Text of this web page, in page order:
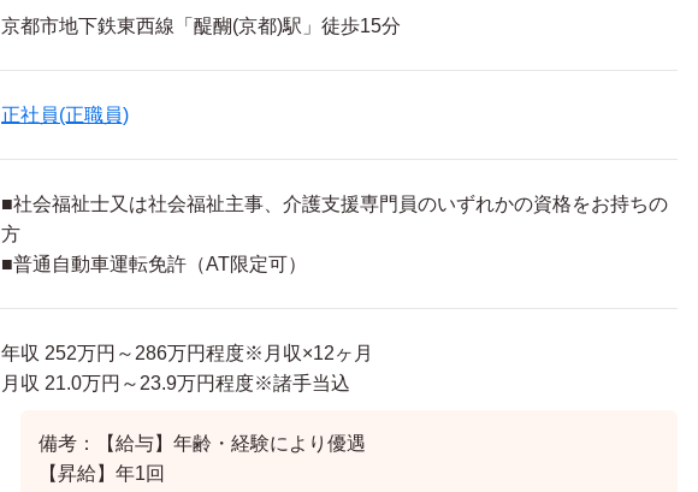
京都市地下鉄東西線「醍醐(京都)駅」徒歩15分
正社員(正職員)
■社会福祉士又は社会福祉主事、介護支援専門員のいずれかの資格をお持ちの
方
■普通自動車運転免許（AT限定可）
年収 252万円～286万円程度※月収×12ヶ月
月収 21.0万円～23.9万円程度※諸手当込
備考：【給与】年齢・経験により優遇
【昇給】年1回